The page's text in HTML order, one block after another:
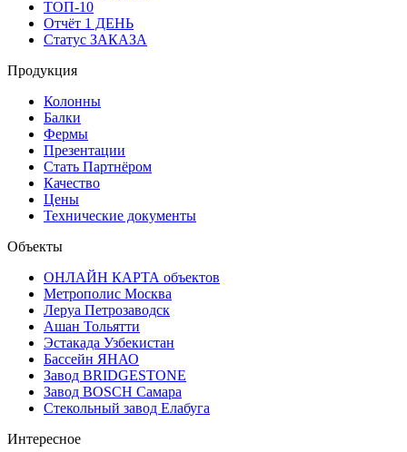
ТОП-10
Отчёт 1 ДЕНЬ
Статус ЗАКАЗА
Продукция
Колонны
Балки
Фермы
Презентации
Стать Партнёром
Качество
Цены
Технические документы
Объекты
ОНЛАЙН КАРТА объектов
Метрополис Москва
Леруа Петрозаводск
Ашан Тольятти
Эстакада Узбекистан
Бассейн ЯНАО
Завод BRIDGESTONE
Завод BOSCH Самара
Стекольный завод Елабуга
Интересное